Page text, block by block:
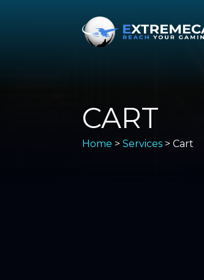
CART
Home >Services > Cart